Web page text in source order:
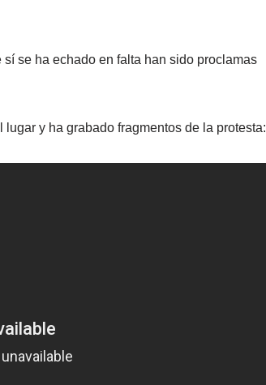
se ha echado en falta han sido proclamas
lugar y ha grabado fragmentos de la protesta: